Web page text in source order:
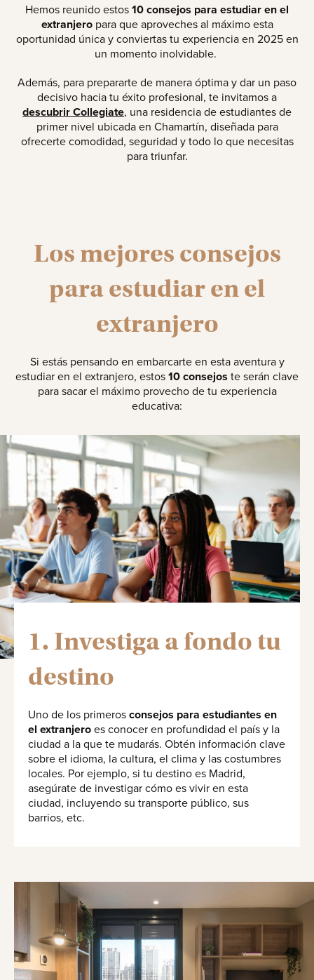
Hemos reunido estos 10 consejos para estudiar en el
extranjeropara que aproveches al máximo esta
oportunidad única y conviertas tu experiencia en 2025 en
un momento inolvidable.
Además, para prepararte de manera óptima y dar un paso
decisivo hacia tu éxito profesional, te invitamos a
descubrir Collegiate, una residencia de estudiantes de
primer nivel ubicada en Chamartín, diseñada para
ofrecerte comodidad, seguridad y todo lo que necesitas
para triunfar.
Los mejores consejos
para estudiar en el
extranjero
Si estás pensando en embarcarte en esta aventura y
estudiar en el extranjero, estos 10 consejos te serán clave
para sacar el máximo provecho de tu experiencia
educativa:
1. Investiga a fondo tu
destino
Uno de los primeros consejos para estudiantes en
el extranjero es conocer en profundidad el país y la
ciudad a la que te mudarás. Obtén información clave
sobre el idioma, la cultura, el clima y las costumbres
locales. Por ejemplo, si tu destino es Madrid,
asegúrate de investigar cómo es vivir en esta
ciudad, incluyendo su transporte público, sus
barrios, etc.